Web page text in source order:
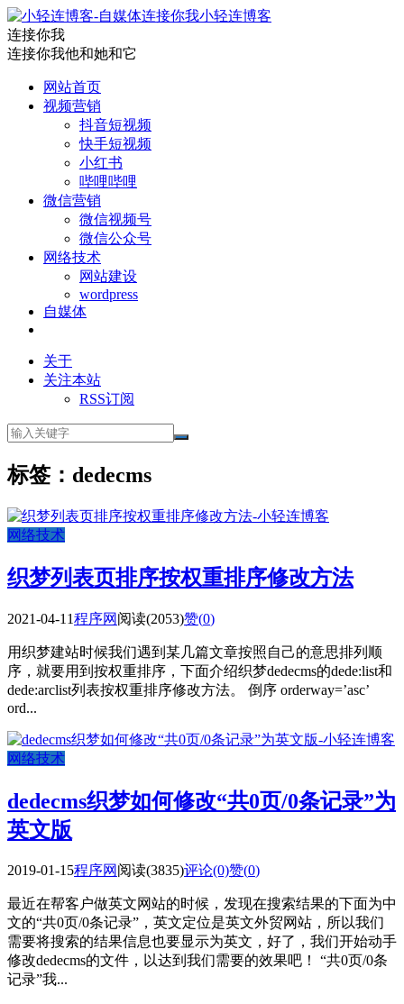
小轻连博客
连接你我
连接你我他和她和它
网站首页
视频营销
抖音短视频
快手短视频
小红书
哔哩哔哩
微信营销
微信视频号
微信公众号
网络技术
网站建设
wordpress
自媒体
关于
关注本站
RSS订阅
标签：dedecms
网络技术
织梦列表页排序按权重排序修改方法
2021-04-11程序网 阅读(2053)赞(0)
用织梦建站时候我们遇到某几篇文章按照自己的意思排列顺
序，就要用到按权重排序，下面介绍织梦dedecms的dede:list和
dede:arclist列表按权重排序修改方法。 倒序 orderway=’asc’
ord...
网络技术
dedecms织梦如何修改“共0页/0条记录”为
英文版
2019-01-15程序网 阅读(3835)评论(0)赞(0)
最近在帮客户做英文网站的时候，发现在搜索结果的下面为中
文的“共0页/0条记录”，英文定位是英文外贸网站，所以我们
需要将搜索的结果信息也要显示为英文，好了，我们开始动手
修改dedecms的文件，以达到我们需要的效果吧！ “共0页/0条
记录”我...